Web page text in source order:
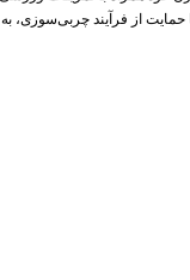
از فرآیند چربی‌سوزی، به